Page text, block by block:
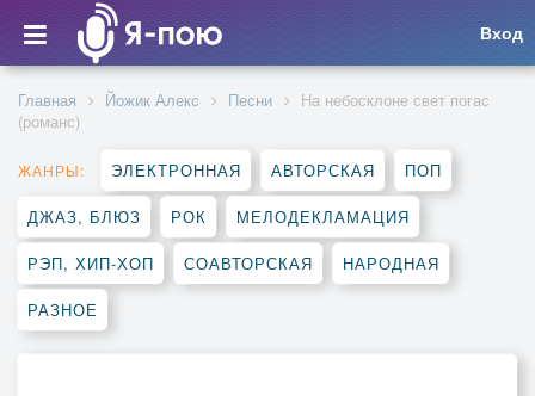
Вход
Главная Йожик Алекс Песни
На небосклоне свет погас
(романс)
ЖАНРЫ: ЭЛЕКТРОННАЯ АВТОРСКАЯ ПОП
ДЖАЗ, БЛЮЗ РОК МЕЛОДЕКЛАМАЦИЯ
РЭП, ХИП-ХОП СОАВТОРСКАЯ НАРОДНАЯ
РАЗНОЕ